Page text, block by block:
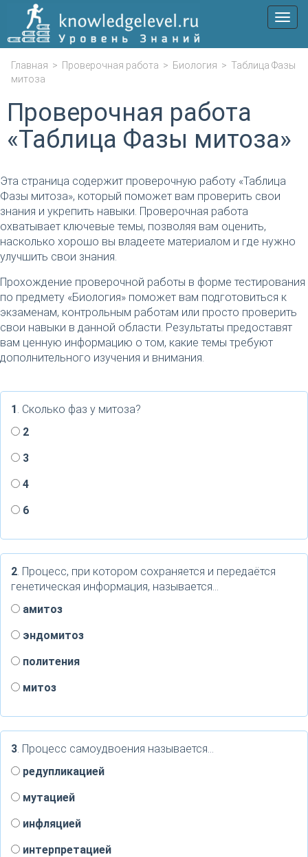
Меню
Главная > Проверочная работа > Биология > Таблица Фазы
митоза
Проверочная работа
«Таблица Фазы митоза»
Эта страница содержит проверочную работу «Таблица
Фазы митоза», который поможет вам проверить свои
знания и укрепить навыки. Проверочная работа
охватывает ключевые темы, позволяя вам оценить,
насколько хорошо вы владеете материалом и где нужно
улучшить свои знания.
Прохождение проверочной работы в форме тестирования
по предмету «Биология» поможет вам подготовиться к
экзаменам, контрольным работам или просто проверить
свои навыки в данной области. Результаты предоставят
вам ценную информацию о том, какие темы требуют
дополнительного изучения и внимания.
1. Сколько фаз у митоза?
2
3
4
6
2. Процесс, при котором сохраняется и передаётся
генетическая информация, называется…
амитоз
эндомитоз
политения
митоз
3. Процесс самоудвоения называется…
редупликацией
мутацией
инфляцией
интерпретацией